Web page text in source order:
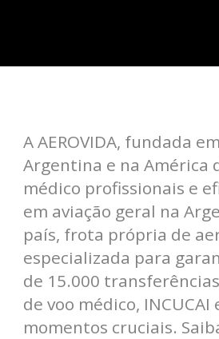
A AEROVIDA, fundada
Argentina e na América
médico profissionais e
em aviação geral na
país, frota própria de
especializada para
de 15.000
de voo médico,
momentos cruciais.